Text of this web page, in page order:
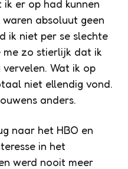
er op had kunnen
absoluut geen
ik niet per se slechte
me zo stierlijk dat ik
Wat ik op
niet ellendig vond.
anders.
naar het HBO en
in het
werd nooit meer